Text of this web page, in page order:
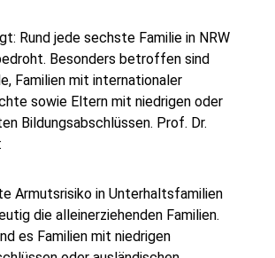
Rund jede sechste Familie in NRW
Besonders betroffen sind
Familien mit internationaler
sowie Eltern mit niedrigen oder
Bildungsabschlüssen. Prof. Dr.
Armutsrisiko in Unterhaltsfamilien
die alleinerziehenden Familien.
es Familien mit niedrigen